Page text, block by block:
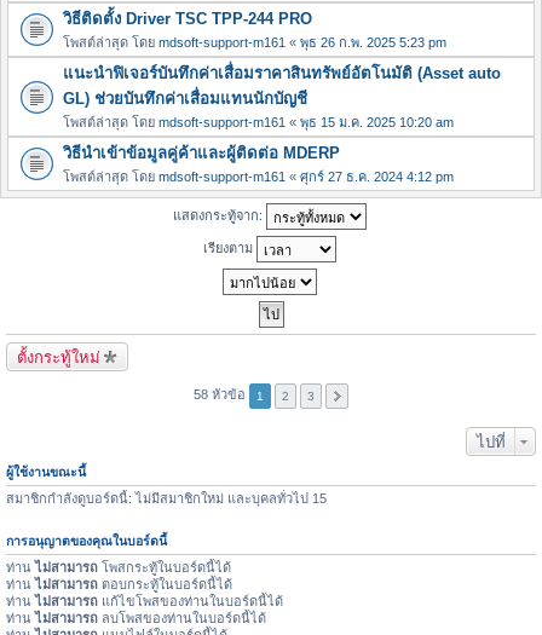
วิธีติดตั้ง Driver TSC TPP-244 PRO
โพสต์ล่าสุด โดย mdsoft-support-m161 « พุธ 26 ก.พ. 2025 5:23 pm
แนะนำฟิเจอร์บันทึกค่าเสื่อมราคาสินทรัพย์อัตโนมัติ (Asset auto
GL) ช่วยบันทึกค่าเสื่อมแทนนักบัญชี
โพสต์ล่าสุด โดย mdsoft-support-m161 « พุธ 15 ม.ค. 2025 10:20 am
วิธีนำเข้าข้อมูลคู่ค้าและผู้ติดต่อ MDERP
โพสต์ล่าสุด โดย mdsoft-support-m161 « ศุกร์ 27 ธ.ค. 2024 4:12 pm
แสดงกระทู้จาก:
เรียงตาม
ตั้งกระทู้ใหม่
58 หัวข้อ 1 2 3
ไปที่
ผู้ใช้งานขณะนี้
สมาชิกกำลังดูบอร์ดนี้: ไม่มีสมาชิกใหม่ และบุคลทั่วไป 15
การอนุญาตของคุณในบอร์ดนี้
ท่านไม่สามารถ โพสกระทู้ในบอร์ดนี้ได้
ท่านไม่สามารถ ตอบกระทู้ในบอร์ดนี้ได้
ท่านไม่สามารถ แก้ไขโพสของท่านในบอร์ดนี้ได้
ท่านไม่สามารถ ลบโพสของท่านในบอร์ดนี้ได้